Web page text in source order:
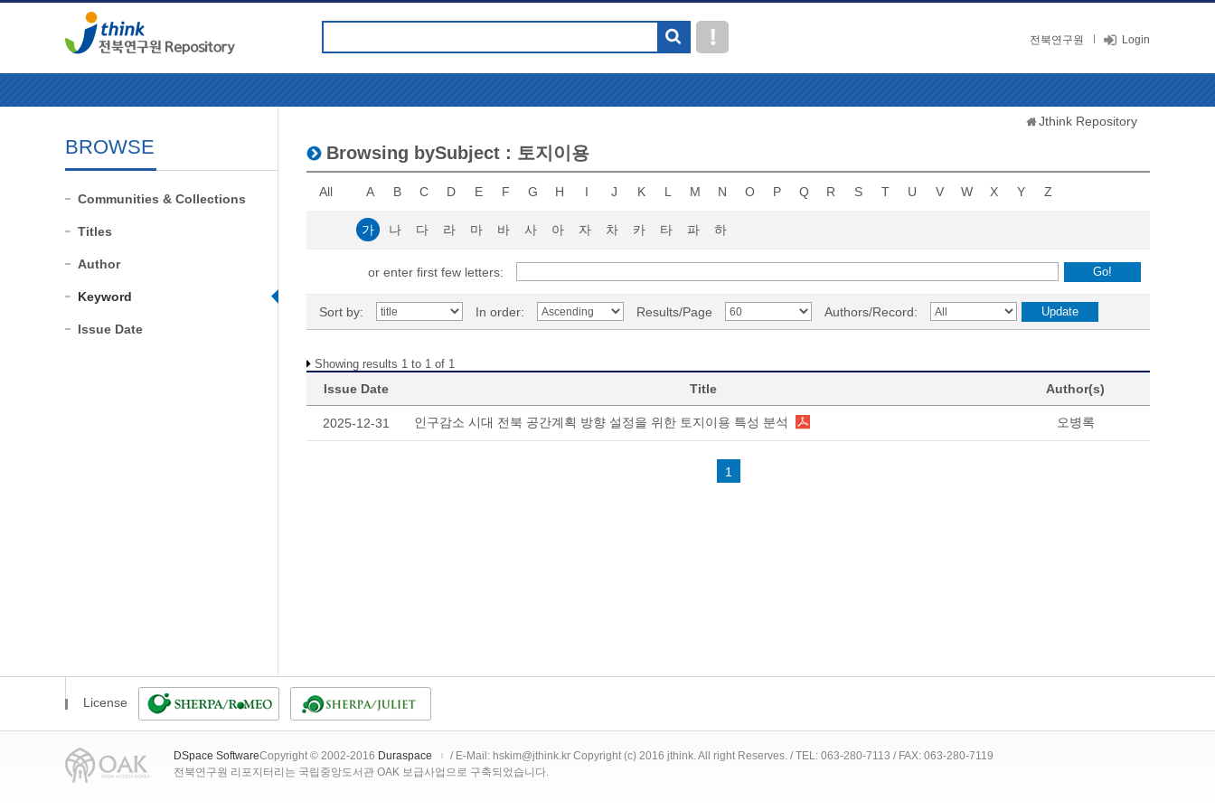
전북연구원 Login
BROWSE
Communities & Collections
Titles
Author
Keyword
Issue Date
Jthink Repository
Browsing bySubject : 토지이용
All A B C D E F G H I J K L M N O P Q R S T U V W X Y Z
가 나 다 라 마 바 사 아 자 차 카 타 파 하
or enter first few letters:
Sort by: In order: Results/Page Authors/Record:
Showing results 1 to 1 of 1
Issue Date Title Author(s)
2025-12-31 인구감소 시대 전북 공간계획 방향 설정을 위한 토지이용 특성 분석 오병록
1
License
DSpace SoftwareCopyright © 2002-2016 Duraspace
/ E-Mail: hskim@jthink.kr Copyright (c) 2016 jthink. All right Reserves. / TEL: 063-280-7113 / FAX: 063-280-7119
전북연구원 리포지터리는 국립중앙도서관 OAK 보급사업으로 구축되었습니다.